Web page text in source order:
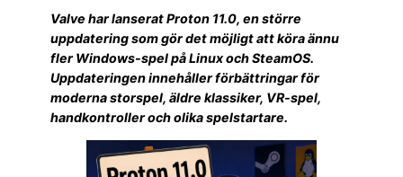
Valve har lanserat Proton 11.0, en större
uppdatering som gör det möjligt att köra ännu
fler Windows-spel på Linux och SteamOS.
Uppdateringen innehåller förbättringar för
moderna storspel, äldre klassiker, VR-spel,
handkontroller och olika spelstartare.